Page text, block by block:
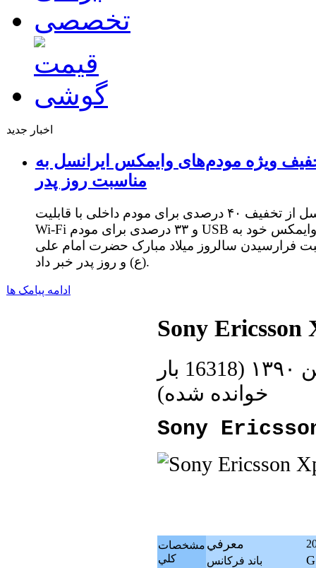
اخبار جدید
ویژه مودم‌های وایمکس ایرانسل به
مناسبت روز پدر
ایرانسل از تخفیف ۴۰ درصدی برای مودم داخلی با قابلیت
Wi-Fi و ۳۳ درصدی برای مودم USB وایمکس خود به
فرارسیدن سالروز میلاد مبارک حضرت امام علی
(ع) و روز پدر خبر داد.
ادامه پیامک ها
Sony Ericsson
(
16318 بار
خوانده شده)
Sony
مشخصات
كلي
معرفي
باند فرکانس